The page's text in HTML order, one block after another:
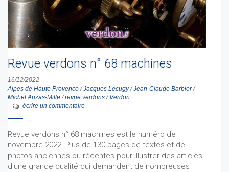
Revue verdons n° 68 machines
16/12/2022 -
Alpes de Haute Provence/Jacques Lecugy/Jean-Claude Barbier/
Michel Auzas-Mille/revue verdons/ Verdon
-
écrire un commentaire
Revue verdons n° 68 machines est le numéro de
novembre 2022. Plus de 130 pages de textes et de
photos anciennes ou récentes pour illustrer des articles
d'une grande qualité qui demandent de nombreuses